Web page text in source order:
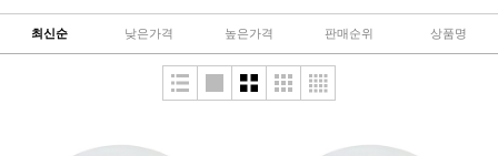
최신순 낮은가격 높은가격 판매순위 상품명